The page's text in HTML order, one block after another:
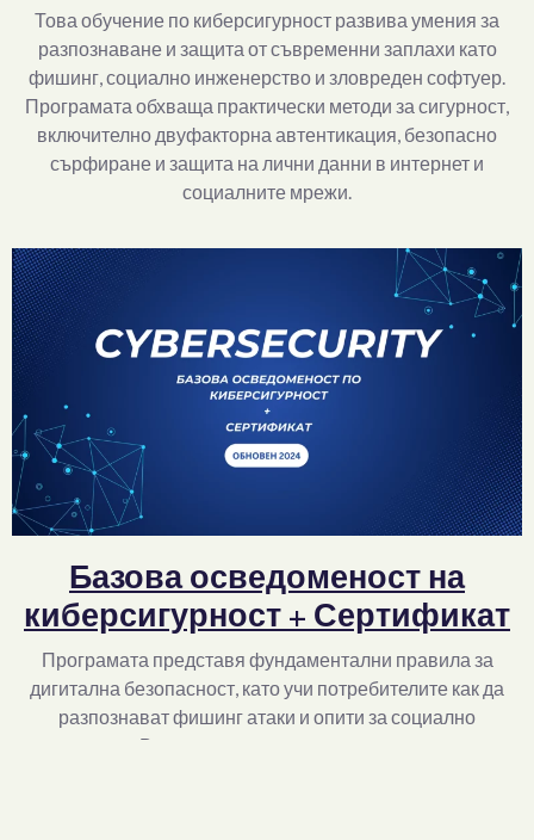
Това обучение по киберсигурност развива умения за
разпознаване и защита от съвременни заплахи като
фишинг, социално инженерство и зловреден софтуер.
Програмата обхваща практически методи за сигурност,
включително двуфакторна автентикация, безопасно
сърфиране и защита на лични данни в интернет и
социалните мрежи.
Базова осведоменост на
киберсигурност + Сертификат
Програмата представя фундаментални правила за
дигитална безопасност, като учи потребителите как да
разпознават фишинг атаки и опити за социално
инженерство. Включени са практически насоки за защита